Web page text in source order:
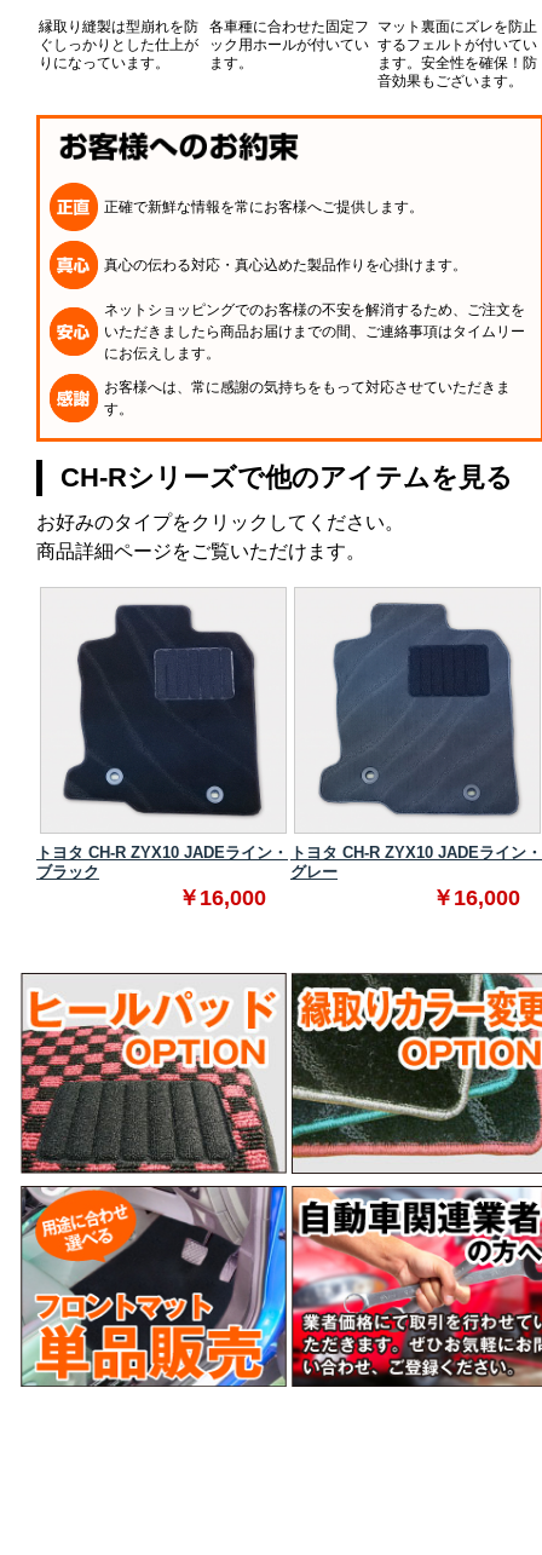
縁取り縫製は型崩れを防
ぐしっかりとした仕上が
りになっています。
各車種に合わせた固定フ
ック用ホールが付いてい
ます。
マット裏面にズレを防止
するフェルトが付いてい
ます。安全性を確保！防
音効果もございます。
正確で新鮮な情報を常にお客様へご提供します。
真心の伝わる対応・真心込めた製品作りを心掛けます。
ネットショッピングでのお客様の不安を解消するため、ご注文を
いただきましたら商品お届けまでの間、ご連絡事項はタイムリー
にお伝えします。
お客様へは、常に感謝の気持ちをもって対応させていただきま
す。
CH-Rシリーズで他のアイテムを見る
お好みのタイプをクリックしてください。
商品詳細ページをご覧いただけます。
トヨタ CH-R ZYX10 JADEライン・
ブラック
￥16,000
トヨタ CH-R ZYX10 JADEライン・
グレー
￥16,000